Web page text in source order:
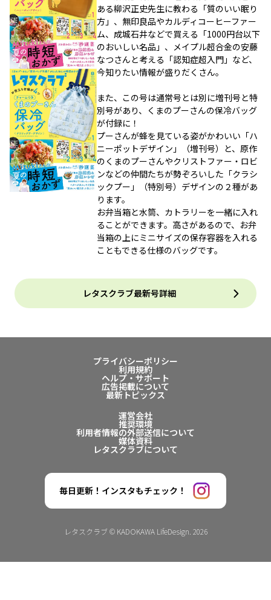
ある柳沢正史先生に教わる「質のいい眠り
方」、無印良品やカルディコーヒーファー
ム、成城石井などで買える「1000円台以下
のおいしい名品」、メイプル超合金の安藤
なつさんと考える「認知症超入門」など、
今知りたい情報が盛りだくさん。
また、この号は通常号とは別に増刊号と特
別号があり、くまのプーさんの保冷バッグ
が付録に！
プーさんが蜂を見ている姿がかわいい「ハ
ニーポットデザイン」（増刊号）と、原作
のくまのプーさんやクリストファー・ロビ
ンなどの仲間たちが勢ぞろいした「クラシ
ックプー」（特別号）デザインの２種があ
ります。
お弁当箱と水筒、カトラリーを一緒に入れ
ることができます。高さがあるので、お弁
当箱の上にミニサイズの保存容器を入れる
こともできる仕様のバッグです。
レタスクラブ最新号詳細
プライバシーポリシー
利用規約
ヘルプ・サポート
広告掲載について
最新トピックス
運営会社
推奨環境
利用者情報の外部送信について
媒体資料
レタスクラブについて
毎日更新！インスタもチェック！
レタスクラブ © KADOKAWA LifeDesign. 2026